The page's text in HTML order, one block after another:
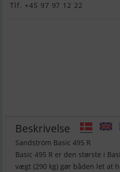
Tlf. +45 97 97 12 22
Beskrivelse
Sandström Basic 495 R
Basic 495 R er den største i
vægt (290 kg) gør båden let at